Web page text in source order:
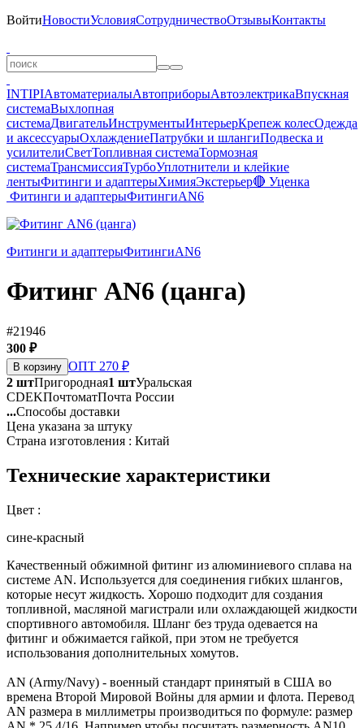
ВойтиНовостиУсловияСотрудничествоОтзывыКонтакты
INTIPIАвтоматериалыАвтоприборыАвтоэлектрикаВпускная
системаВыхлопная
системаДвигательИнструментыИнтерьерКрепеж колесОдежда
и аксессуарыОхлаждениеПатрубки и шлангиПодвеска и
усилителиСветТопливная системаТормозная
системаТрансмиссияТурбоУплотнители и клейкие
лентыФитинги и адаптерыХимияЭкстерьер🔴 Уценка
Фитинги и адаптерыФитингиAN6
Фитинги и адаптерыФитингиAN6
Фитинг AN6 (цанга)
#21946
300 ₽
В корзину ОПТ 270 ₽
2 штПригородная1 штУральская
CDEKПочтоматПочта России
...Способы доставки
Цена указана за штуку
Страна изготовления : Китай
Технические характеристики
Цвет :
сине-красный
Качественный обжимной фитинг из алюминиевого сплава на
системе AN. Используется для соединения гибких шлангов,
которые несут жидкость. Хорошо подходит для создания
топливной, масляной магистрали или охлаждающей жидкости
спортивного автомобиля. Шланг без труда одевается на
фитинг и обжимается гайкой, при этом не требуется
использования дополнительных хомутов.
AN (Army/Navy) - военный стандарт принятый в США во
времена Второй Мировой Войны для армии и флота. Перевод
AN размера в миллиметры производиться по формуле: размер